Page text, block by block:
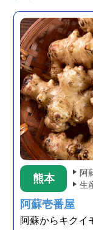
熊本
黒
宿
お宿 花風月
森の中に佇む全
熊本
阿
生
阿蘇壱番屋
阿蘇からキクイ